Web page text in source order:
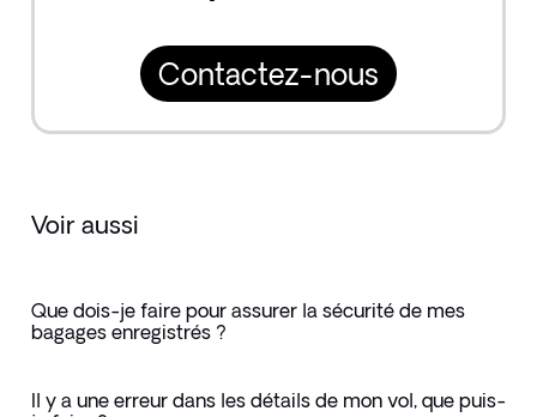
Contactez-nous
Voir aussi
Que dois-je faire pour assurer la sécurité de mes
bagages enregistrés ?
Il y a une erreur dans les détails de mon vol, que puis-